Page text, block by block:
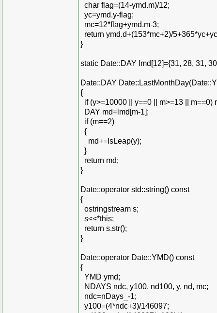
char flag=(14-ymd.m)/12;
yc=ymd.y-flag;
mc=12*flag+ymd.m-3;
return ymd.d+(153*mc+2)/
}
static Date::DAY lmd[12]={31, 28, 31,
Date::DAY
{
if (y>=10000 || y==0 || m>=13 || m==0)
DAY md=lmd[m-1];
if (m==2)
{
md+=IsLeap(y);
}
return md;
}
Date::operator std::string() const
{
ostringstream s;
s<<*this;
return s.str();
}
Date::operator Date::YMD() const
{
YMD ymd;
NDAYS ndc, y100, nd100, y, nd, mc;
ndc=nDays_-1;
y100=(4*ndc+3)/146097;